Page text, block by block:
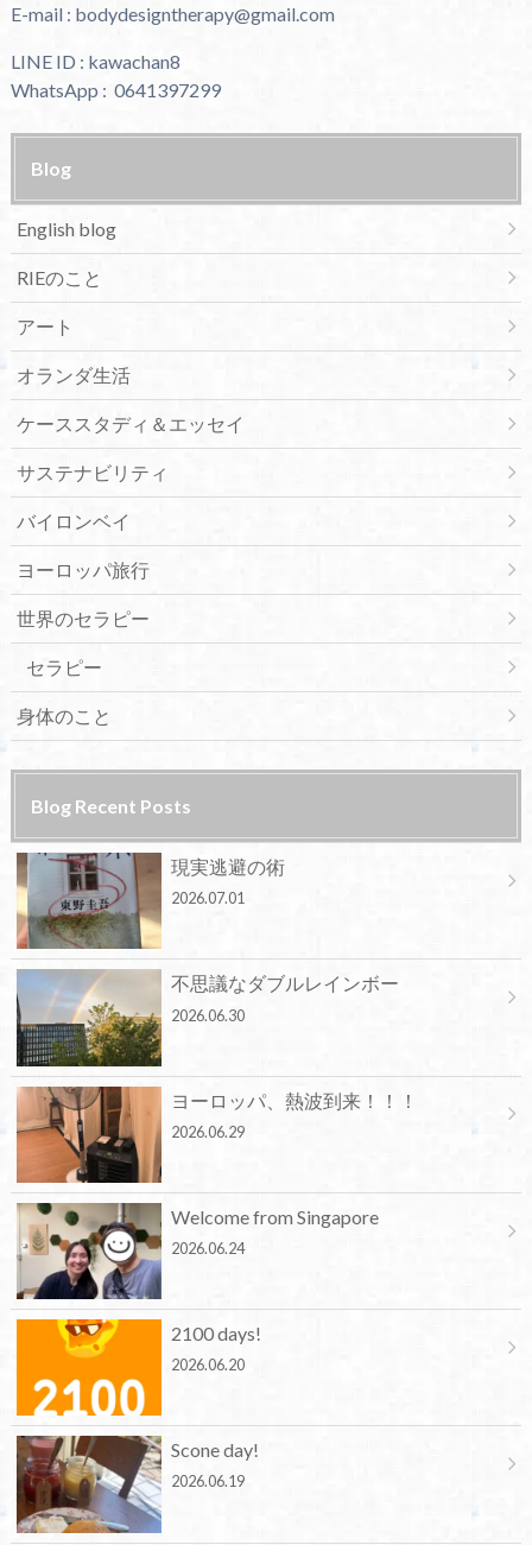
E-mail : bodydesigntherapy@gmail.com
LINE ID : kawachan8
WhatsApp : 0641397299
Blog
English blog
RIEのこと
アート
オランダ生活
ケーススタディ＆エッセイ
サステナビリティ
バイロンベイ
ヨーロッパ旅行
世界のセラピー
セラピー
身体のこと
Blog Recent Posts
現実逃避の術
2026.07.01
不思議なダブルレインボー
2026.06.30
ヨーロッパ、熱波到来！！！
2026.06.29
Welcome from Singapore
2026.06.24
2100 days!
2026.06.20
Scone day!
2026.06.19